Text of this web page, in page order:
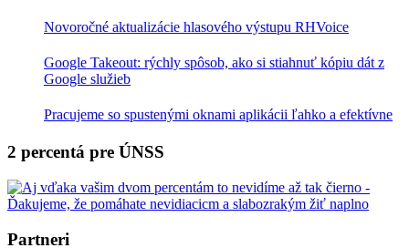
Novoročné aktualizácie hlasového výstupu RHVoice
Google Takeout: rýchly spôsob, ako si stiahnuť kópiu dát z
Google služieb
Pracujeme so spustenými oknami aplikácii ľahko a efektívne
2 percentá pre ÚNSS
Partneri